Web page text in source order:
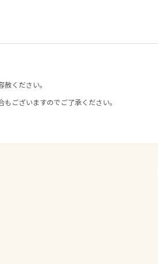
ください。
ございますのでご了承ください。